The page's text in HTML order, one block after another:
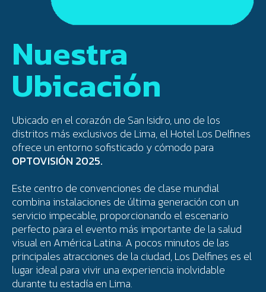
Nuestra
Ubicación
Ubicado en el corazón de San Isidro, uno de los
distritos más exclusivos de Lima, el Hotel Los Delfines
ofrece un entorno sofisticado y cómodo para
OPTOVISIÓN 2025.
Este centro de convenciones de clase mundial
combina instalaciones de última generación con un
servicio impecable, proporcionando el escenario
perfecto para el evento más importante de la salud
visual en América Latina. A pocos minutos de las
principales atracciones de la ciudad, Los Delfines es el
lugar ideal para vivir una experiencia inolvidable
durante tu estadía en Lima.